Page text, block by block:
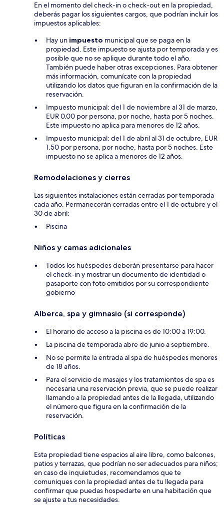
En el momento del check-in o check-out en la propiedad,
deberás pagar los siguientes cargos, que podrían incluir los
impuestos aplicables:
Hay unimpuesto municipal que se paga en la
propiedad. Este impuesto se ajusta por temporada y es
posible que no se aplique durante todo el año.
También puede haber otras excepciones. Para obtener
más información, comunícate con la propiedad
utilizando los datos que figuran en la confirmación de la
reservación.
Impuesto municipal: del 1 de noviembre al 31 de marzo,
EUR 0.00 por persona, por noche, hasta por 5 noches.
Este impuesto no aplica para menores de 12 años.
Impuesto municipal: del 1 de abril al 31 de octubre, EUR
1.50 por persona, por noche, hasta por 5 noches. Este
impuesto no se aplica a menores de 12 años.
Remodelaciones y cierres
Las siguientes instalaciones están cerradas por temporada
cada año. Permanecerán cerradas entre el 1 de octubre y el
30 de abril:
Piscina
Niños y camas adicionales
Todos los huéspedes deberán presentarse para hacer
el check-in y mostrar un documento de identidad o
pasaporte con foto emitidos por su correspondiente
gobierno
Alberca, spa y gimnasio (si corresponde)
El horario de acceso a la piscina es de 10:00 a 19:00.
La piscina de temporada abre de junio a septiembre.
No se permite la entrada al spa de huéspedes menores
de 18 años.
Para el servicio de masajes y los tratamientos de spa es
necesaria una reservación previa, que se puede realizar
llamando a la propiedad antes de la llegada, utilizando
el número que figura en la confirmación de la
reservación.
Políticas
Esta propiedad tiene espacios al aire libre, como balcones,
patios y terrazas, que podrían no ser adecuados para niños;
en caso de inquietudes, recomendamos que te
comuniques con la propiedad antes de tu llegada para
confirmar que puedas hospedarte en una habitación que
se ajuste a tus necesidades.